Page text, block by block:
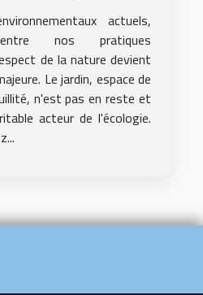
actuels,
entre nos pratiques
de la nature devient
Le jardin, espace de
n'est pas en reste et
acteur de l'écologie.